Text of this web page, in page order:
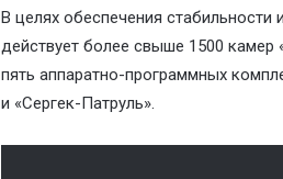
В целях обеспечения
действует более свыше 1500 камер
пять аппаратно-программных
и «Сергек-Патруль».